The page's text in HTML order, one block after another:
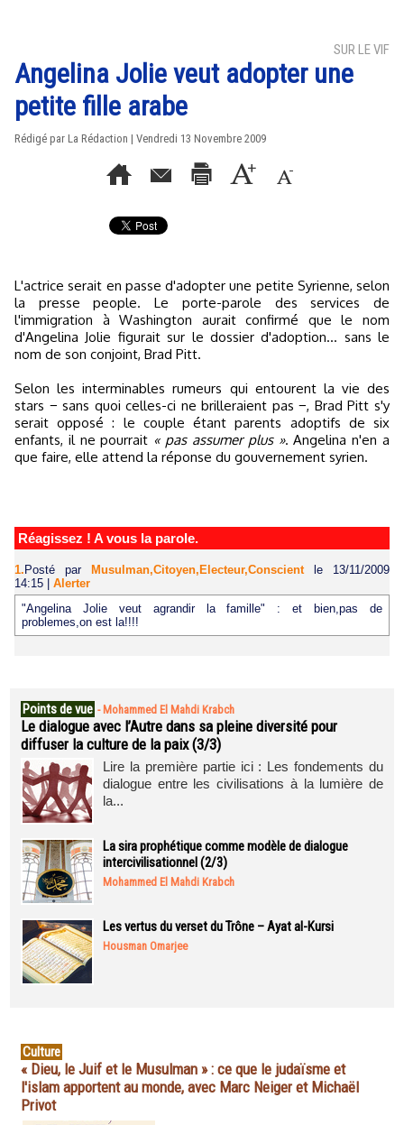
SUR LE VIF
Angelina Jolie veut adopter une
petite fille arabe
Rédigé par La Rédaction | Vendredi 13 Novembre 2009
L'actrice serait en passe d'adopter une petite Syrienne, selon
la presse people. Le porte-parole des services de
l'immigration à Washington aurait confirmé que le nom
d'Angelina Jolie figurait sur le dossier d'adoption... sans le
nom de son conjoint, Brad Pitt.
Selon les interminables rumeurs qui entourent la vie des
stars − sans quoi celles-ci ne brilleraient pas −, Brad Pitt s'y
serait opposé : le couple étant parents adoptifs de six
enfants, il ne pourrait « pas assumer plus ». Angelina n'en a
que faire, elle attend la réponse du gouvernement syrien.
Réagissez ! A vous la parole.
1. Posté par Musulman,Citoyen,Electeur,Conscient
le 13/11/2009
14:15
Alerter
"Angelina Jolie veut agrandir la famille" : et bien,pas de
problemes,on est la!!!!
Points de vue - Mohammed El Mahdi Krabch
Le dialogue avec l’Autre dans sa pleine diversité pour
diffuser la culture de la paix (3/3)
Lire la première partie ici : Les fondements du
dialogue entre les civilisations à la lumière de
la...
La sira prophétique comme modèle de dialogue
intercivilisationnel (2/3)
Mohammed El Mahdi Krabch
Les vertus du verset du Trône – Ayat al-Kursi
Housman Omarjee
Culture
« Dieu, le Juif et le Musulman » : ce que le judaïsme et
l'islam apportent au monde, avec Marc Neiger et Michaël
Privot